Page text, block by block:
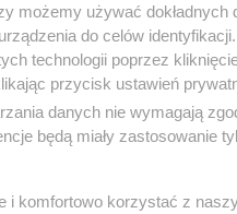
możemy używać dokładnych
do celów
technologii poprzez kliknięcie
przycisk ustawień
danych nie wymagają
będą miały zastosowanie
i komfortowo korzystać z